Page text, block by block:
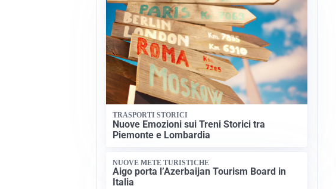
TRASPORTI STORICI
Nuove Emozioni sui Treni Storici tra
Piemonte e Lombardia
NUOVE METE TURISTICHE
Aigo porta l’Azerbaijan Tourism Board in
Italia